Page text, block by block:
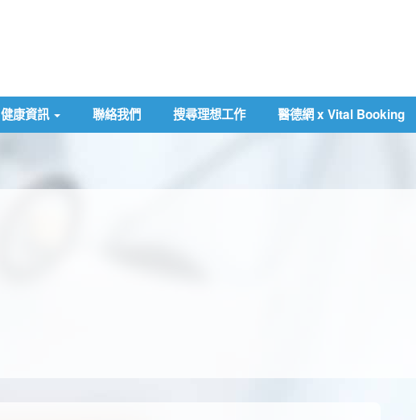
健康資訊 聯絡我們 搜尋理想工作 醫德網 x Vital Booking